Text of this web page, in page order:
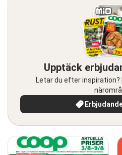
Upptäck
Letar du efter inspiration?